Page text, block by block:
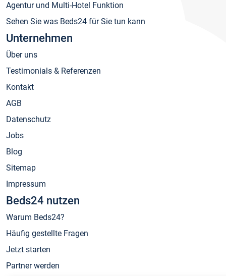
Agentur und Multi-Hotel Funktion
Sehen Sie was Beds24 für Sie tun kann
Unternehmen
Über uns
Testimonials & Referenzen
Kontakt
AGB
Datenschutz
Jobs
Blog
Sitemap
Impressum
Beds24 nutzen
Warum Beds24?
Häufig gestellte Fragen
Jetzt starten
Partner werden